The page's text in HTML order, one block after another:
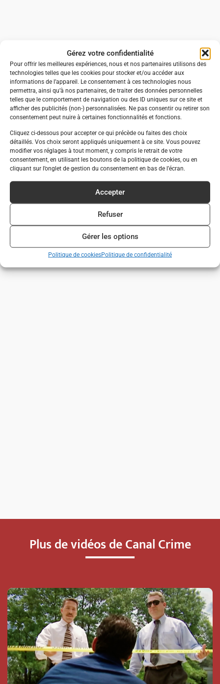
Gérez votre confidentialité
Pour offrir les meilleures expériences, nous et nos partenaires utilisons des
technologies telles que les cookies pour stocker et/ou accéder aux
informations de l’appareil. Le consentement à ces technologies nous
permettra, ainsi qu’à nos partenaires, de traiter des données personnelles
telles que le comportement de navigation ou des ID uniques sur ce site et
afficher des publicités (non-) personnalisées. Ne pas consentir ou retirer son
consentement peut nuire à certaines fonctionnalités et fonctions.
Cliquez ci-dessous pour accepter ce qui précède ou faites des choix
détaillés. Vos choix seront appliqués uniquement à ce site. Vous pouvez
modifier vos réglages à tout moment, y compris le retrait de votre
consentement, en utilisant les boutons de la politique de cookies, ou en
cliquant sur l’onglet de gestion du consentement en bas de l’écran.
Accepter
Refuser
Gérer les options
Politique de cookiesPolitique de confidentialité
Plus de vidéos de Canal Crime